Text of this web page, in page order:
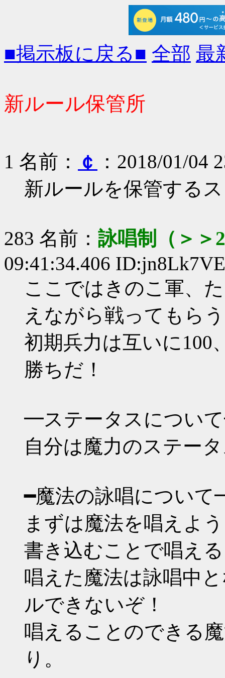
■掲示板に戻る■ 全部 最
新ルール保管所
1 名前： ￠
：2018/01/04
新ルールを保管する
283 名前： 詠唱制（＞＞
09:41:34.406
ここではきのこ軍、
えながら戦ってもらう
初期兵力は互いに100
勝ちだ！
━ステータスについ
自分は魔力のステー
━魔法の詠唱につい
まずは魔法を唱えよ
書き込むことで唱え
唱えた魔法は詠唱中
ルできないぞ！
唱えることのできる
り。